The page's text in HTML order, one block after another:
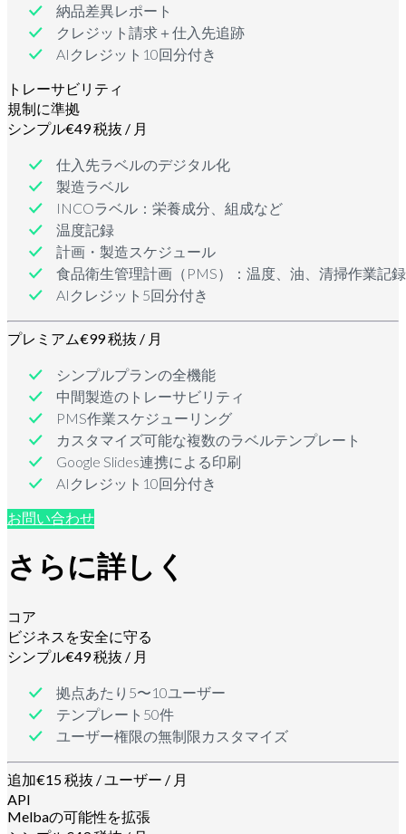
納品差異レポート
クレジット請求＋仕入先追跡
AIクレジット10回分付き
トレーサビリティ
規制に準拠
シンプル€49 税抜 / 月
仕入先ラベルのデジタル化
製造ラベル
INCOラベル：栄養成分、組成など
温度記録
計画・製造スケジュール
食品衛生管理計画（PMS）：温度、油、清掃作業記録
AIクレジット5回分付き
プレミアム€99 税抜 / 月
シンプルプランの全機能
中間製造のトレーサビリティ
PMS作業スケジューリング
カスタマイズ可能な複数のラベルテンプレート
Google Slides連携による印刷
AIクレジット10回分付き
お問い合わせ
さらに詳しく
コア
ビジネスを安全に守る
シンプル€49 税抜 / 月
拠点あたり5〜10ユーザー
テンプレート50件
ユーザー権限の無制限カスタマイズ
追加€15 税抜 / ユーザー / 月
API
Melbaの可能性を拡張